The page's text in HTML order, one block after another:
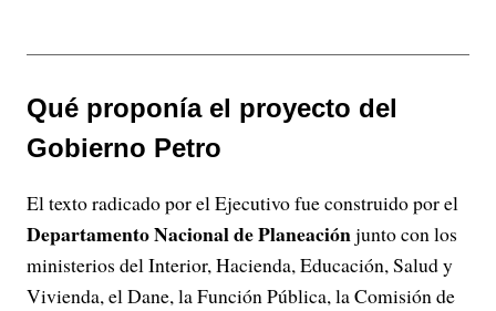
Qué proponía el proyecto del
Gobierno Petro
El texto radicado por el Ejecutivo fue construido por el
Departamento Nacional de Planeaciónjunto con los
ministerios del Interior, Hacienda, Educación, Salud y
Vivienda, el Dane, la Función Pública, la Comisión de